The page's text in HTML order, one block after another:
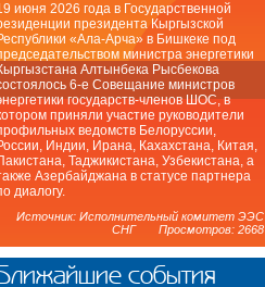
июня 2026 года в Государственной
президента Кыргызской
«Ала-Арча» в Бишкеке под
министра энергетики
Алтынбека Рысбекова
6-е Совещание министров
государств-членов ШОС, в
приняли участие руководители
ведомств Белоруссии,
Индии, Ирана, Кахахстана, Китая,
Таджикистана, Узбекистана, а
Азербайджана в статусе партнера
диалогу.
Источник: Исполнительный комитет ЭЭС
СНГ Просмотров: 2668
события